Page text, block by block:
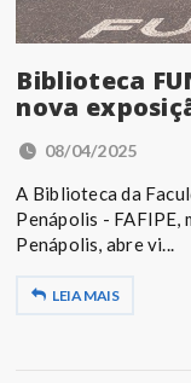
Biblioteca
nova
08/04/2025
A Biblioteca da
Penápolis - FAFIPE,
Penápolis, abre vi...
LEIA MAIS